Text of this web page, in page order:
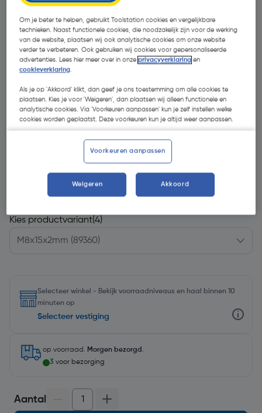
€ 1,11 | Excl. btw € 0,92
Kies productvariant(4)
Selecteer winkel - Bekijk voorraadniveaus en haal binnen 10
minuten op
Selecteer vestiging
op voorraad. Morgen bezorgd .
3 voor bezorging
Aantal
Om je beter te helpen, gebruikt Toolstation cookies en vergelijkbare
technieken. Naast functionele cookies, die noodzakelijk zijn voor de werking
van de website, plaatsen wij ook analytische cookies om onze website
verder te verbeteren. Ook gebruiken wij cookies voor gepersonaliseerde
advertenties. Lees hier meer over in onzeprivacyverklaring en
cookieverklaring.
Als je op 'Akkoord' klikt, dan geef je ons toestemming om alle cookies te
plaatsen. Kies je voor 'Weigeren', dan plaatsen wij alleen functionele en
analytische cookies. Via 'Voorkeuren aanpassen' kun je zelf instellen welke
cookies worden geplaatst. Deze voorkeuren kun je altijd weer aanpassen.
Voorkeuren aanpassen
Weigeren Akkoord